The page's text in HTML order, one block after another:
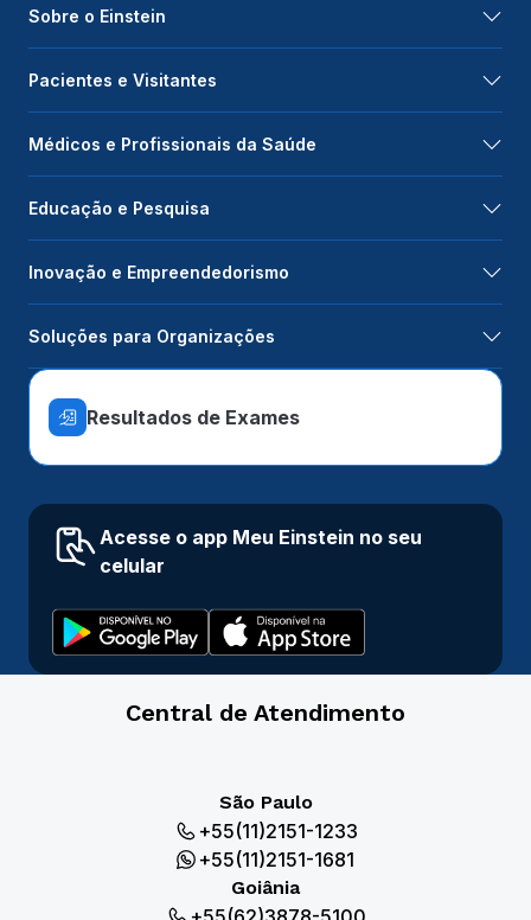
Sobre o Einstein
Pacientes e Visitantes
Médicos e Profissionais da Saúde
Educação e Pesquisa
Inovação e Empreendedorismo
Soluções para Organizações
Resultados de Exames
Acesse o app Meu Einstein no seu
celular
Central de Atendimento
São Paulo
+55(11)2151-1233
+55(11)2151-1681
Goiânia